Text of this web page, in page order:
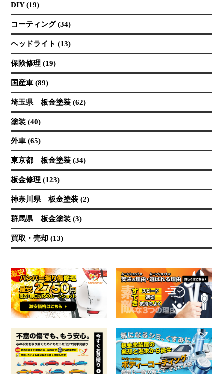
DIY (19)
コーティング (34)
ヘッドライト (13)
保険修理 (19)
国産車 (89)
埼玉県 板金塗装 (62)
塗装 (40)
外車 (65)
東京都 板金塗装 (34)
板金修理 (123)
神奈川県 板金塗装 (2)
群馬県 板金塗装 (3)
買取・売却 (13)